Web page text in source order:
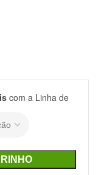
com a Linha de